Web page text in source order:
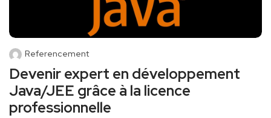
Referencement
Devenir expert en développement
Java/JEE grâce à la licence
professionnelle